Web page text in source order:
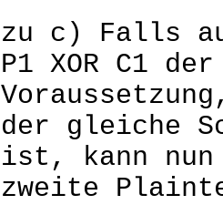
zu c) Falls
P1 XOR C1
der gleiche
ist, kann nun
zweite